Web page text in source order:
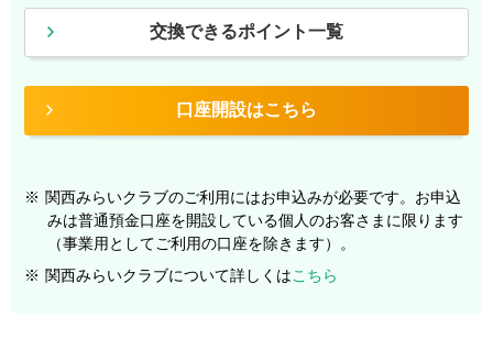
交換できるポイント一覧
口座開設はこちら
※ 関西みらいクラブのご利用にはお申込みが必要です。お申込
みは普通預金口座を開設している個人のお客さまに限ります
（事業用としてご利用の口座を除きます）。
※ 関西みらいクラブについて詳しくはこちら